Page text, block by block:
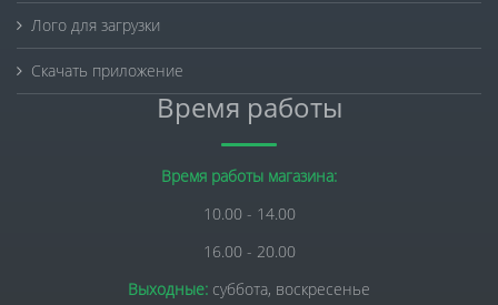
Лого для загрузки
Скачать приложение
Время работы
Время работы магазина:
10.00 - 14.00
16.00 - 20.00
Выходные: суббота, воскресенье